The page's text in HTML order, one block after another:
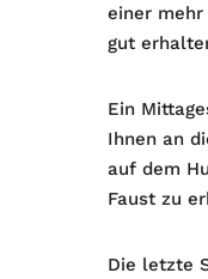
einer mehr
gut
Ein
Ihnen an
auf dem
Faust zu
Die letzte